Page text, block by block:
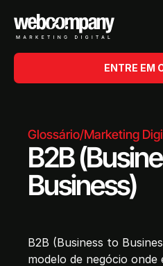
ENTRE EM
Glossário/Marketing
B2B
Business)
B2B (Business to
modelo de negócio onde